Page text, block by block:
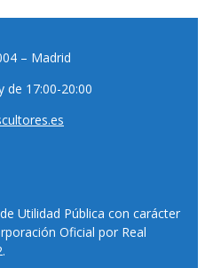
– Madrid
de 17:00-20:00
Utilidad Pública con carácter
Oficial por Real